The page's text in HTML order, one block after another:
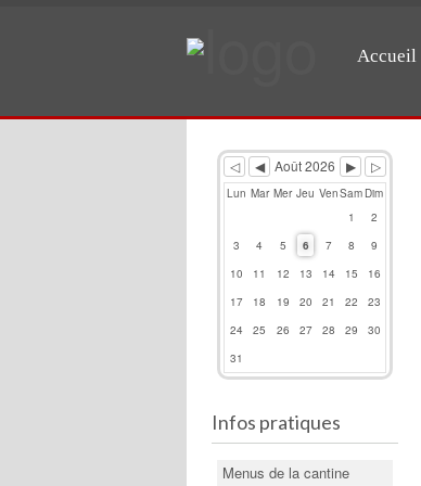
Accueil
Août 2026
Lun Mar Mer Jeu VenSam Dim
1
2
3
4 5 6 7 8
9
10
11 12 13 14 15
16
17
18 19 20 21 22
23
24
25 26 27 28 29
30
31
Infos pratiques
Menus de la cantine